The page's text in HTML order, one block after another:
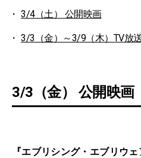
3/4（土） 公開映画
3/3（金）～3/9（木）TV放
3/3（金） 公開映画
『エブリシング・エブリウ